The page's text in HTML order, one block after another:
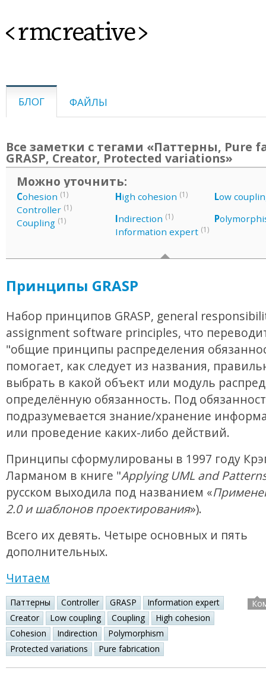
<rmcreative>
БЛОГ ФАЙЛЫ
Все заметки с тегами «Паттерны, Pure
GRASP, Creator, Protected variations»
Можно уточнить:
Cohesion (1)
Controller (1)
Coupling (1)
High cohesion (1)
Indirection (1)
Information expert (1)
Low
P
Принципы GRASP
Набор принципов GRASP, general
assignment software principles, что
"общие принципы распределения
помогает, как следует из названия,
выбрать в какой объект или модуль
определённую обязанность. Под
подразумевается знание/хранение
или проведение каких-либо действий.
Принципы сформулированы в 1997 году
Ларманом в книге "Applying UML and
русском выходила под названием «
2.0 и шаблонов проектирования»).
Всего их девять. Четыре основных и пять
дополнительных.
Читаем
Паттерны Controller GRASP
Information expert
Creator
Low coupling Coupling
High cohesion
Cohesion
Indirection
Polymorphism
Protected variations
Pure fabrication